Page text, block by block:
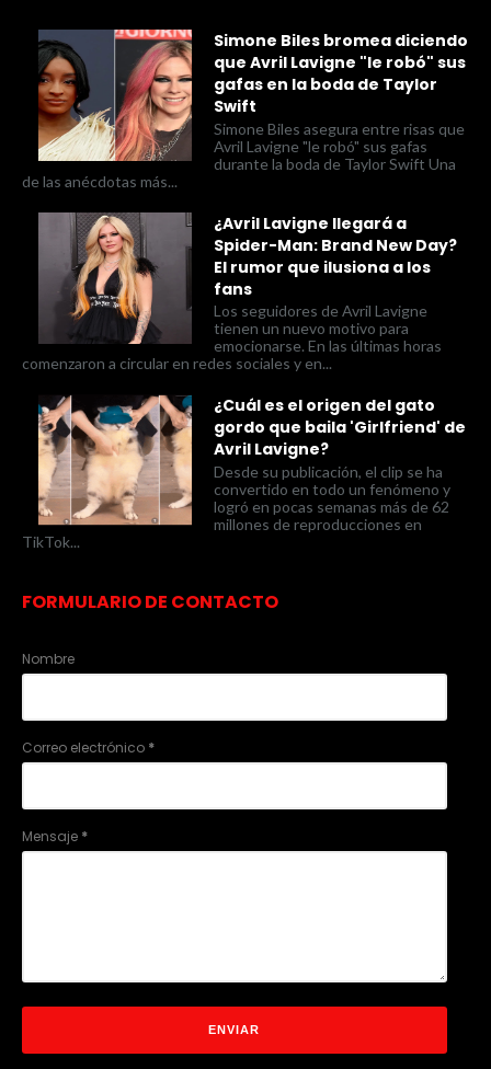
Simone Biles bromea diciendo
que Avril Lavigne "le robó" sus
gafas en la boda de Taylor
Swift
Simone Biles asegura entre risas que
Avril Lavigne "le robó" sus gafas
durante la boda de Taylor Swift Una
de las anécdotas más...
¿Avril Lavigne llegará a
Spider-Man: Brand New Day?
El rumor que ilusiona a los
fans
Los seguidores de Avril Lavigne
tienen un nuevo motivo para
emocionarse. En las últimas horas
comenzaron a circular en redes sociales y en...
¿Cuál es el origen del gato
gordo que baila 'Girlfriend' de
Avril Lavigne?
Desde su publicación, el clip se ha
convertido en todo un fenómeno y
logró en pocas semanas más de 62
millones de reproducciones en
TikTok...
FORMULARIO DE CONTACTO
Nombre
Correo electrónico *
Mensaje *